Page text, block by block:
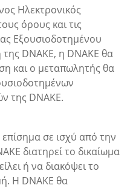
Ηλεκτρονικός
όρους και τις
Εξουσιοδοτημένου
DNAKE, η DNAKE θα
και ο μεταπωλητής θα
της DNAKE.
σε ισχύ από την
διατηρεί το δικαίωμα
ή να διακόψει το
Η DNAKE θα